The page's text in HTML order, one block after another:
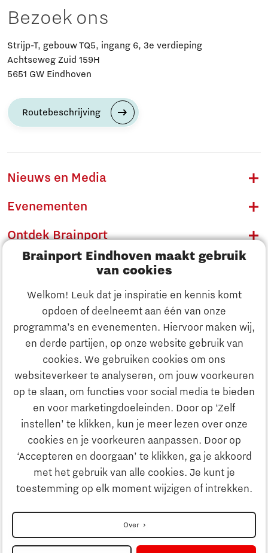
Brainport Eindhoven maakt gebruik
van cookies
Welkom! Leuk dat je inspiratie en kennis komt
opdoen of deelneemt aan één van onze
programma’s en evenementen. Hiervoor maken wij,
en derde partijen, op onze website gebruik van
cookies. We gebruiken cookies om ons
websiteverkeer te analyseren, om jouw voorkeuren
op te slaan, om functies voor social media te bieden
en voor marketingdoeleinden. Door op ‘Zelf
instellen’ te klikken, kun je meer lezen over onze
cookies en je voorkeuren aanpassen. Door op
‘Accepteren en doorgaan’ te klikken, ga je akkoord
met het gebruik van alle cookies. Je kunt je
toestemming op elk moment wijzigen of intrekken.
Over
Ontdek Brainport
Innovatie
Ondernemen
Onderwijs
Strategie & Organisatie
Bezoek ons
Strijp-T, gebouw TQ5, ingang 6, 3e verdieping
Achtseweg Zuid 159H
5651 GW Eindhoven
Routebeschrijving
Nieuws en Media
Evenementen
Ontdek Brainport
Innovatie
Ondernemen
Onderwijs
Maatschappelijk
Strategie & Organisatie
Zoeken
Contact
Naar internationale website
Privacyverklaring